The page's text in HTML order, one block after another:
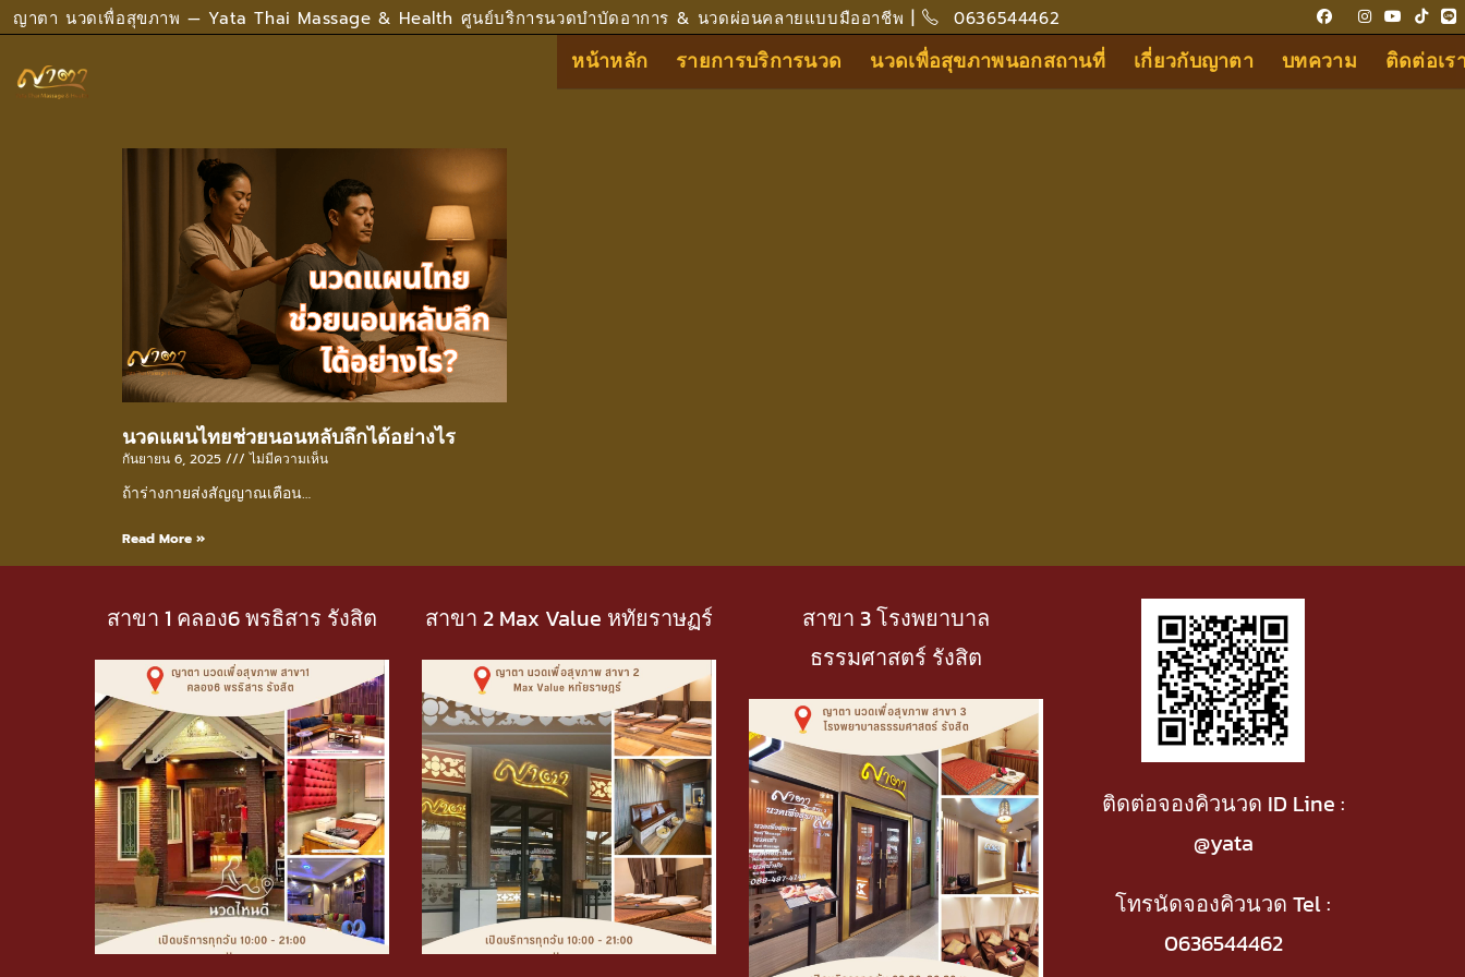
ญาตา นวดเพื่อสุขภาพ — Yata Thai Massage & Health ศูนย์บริการนวดบำบัดอาการ & นวดผ่อนคลายแบบมืออาชีพ | 0636544462
หน้าหลัก รายการบริการนวด นวดเพื่อสุขภาพนอกสถานที่ เกี่ยวกับญาตา บทความ ติดต่อเร
นวดแผนไทยช่วยนอนหลับลึกได้อย่างไร
กันยายน 6, 2025 ไม่มีความเห็น
ถ้าร่างกายส่งสัญญาณเตือน…
Read More »
สาขา 1 คลอง6 พรธิสาร รังสิต สาขา 2 Max Value หทัยราษฏร์
สาขา 3 โรงพยาบาล
ธรรมศาสตร์ รังสิต
ติดต่อจองคิวนวด ID Line :
@yata
โทรนัดจองคิวนวด Tel :
0636544462